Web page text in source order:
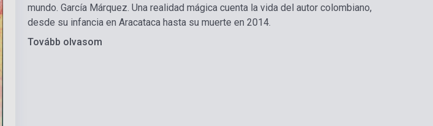
mundo. García Márquez. Una realidad mágica cuenta la vida del autor colombiano,
desde su infancia en Aracataca hasta su muerte en 2014.
Tovább olvasom